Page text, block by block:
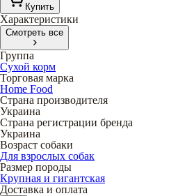
Купить
Характеристики
Смотреть все
Группа
Сухой корм
Торговая марка
Home Food
Страна производителя
Украина
Страна регистрации бренда
Украина
Возраст собаки
Для взрослых собак
Размер породы
Крупная и гигантская
Доставка и оплата